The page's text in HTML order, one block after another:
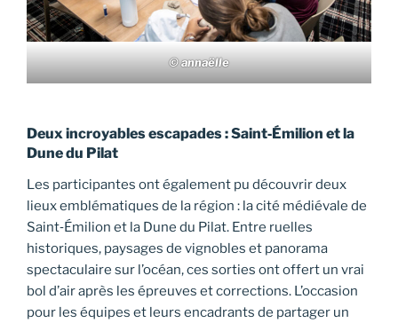
© annaëlle
Deux incroyables escapades : Saint‑Émilion et la
Dune du Pilat
Les participantes ont également pu découvrir deux
lieux emblématiques de la région : la cité médiévale de
Saint‑Émilion et la Dune du Pilat. Entre ruelles
historiques, paysages de vignobles et panorama
spectaculaire sur l’océan, ces sorties ont offert un vrai
bol d’air après les épreuves et corrections. L’occasion
pour les équipes et leurs encadrants de partager un